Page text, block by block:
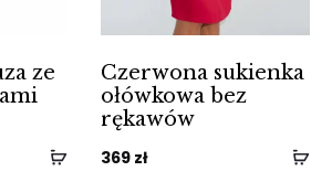
ze
Czerwona sukienka
ołówkowa bez
rękawów
369 zł